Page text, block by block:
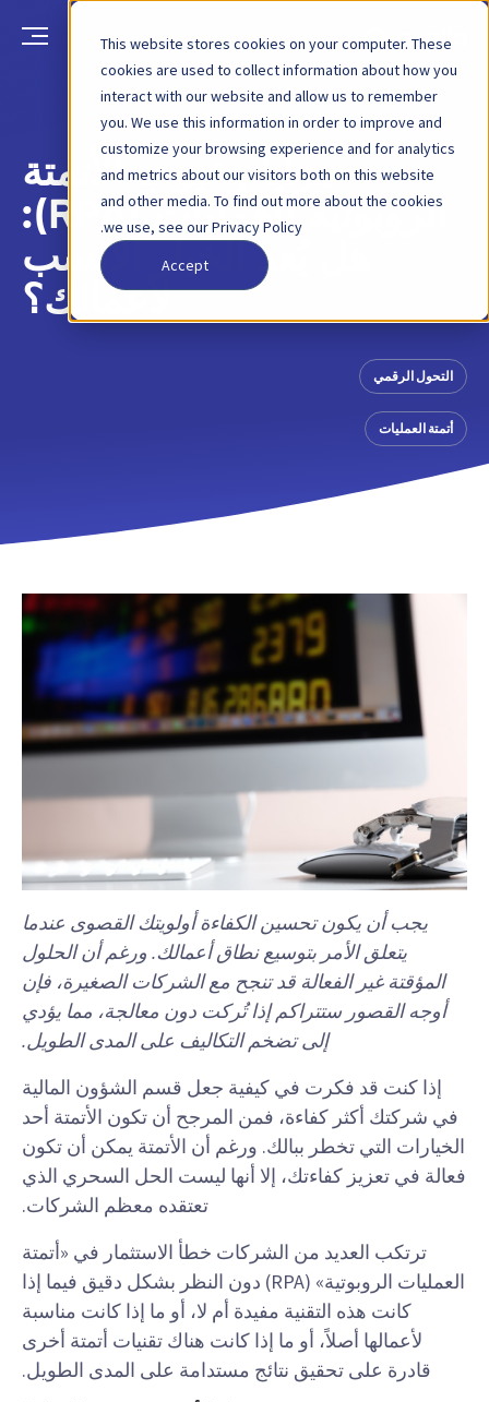
This website stores cookies on your computer. These
cookies are used to collect information about how you
interact with our website and allow us to remember
you. We use this information in order to improve and
customize your browsing experience and for analytics
and metrics about our visitors both on this website
and other media. To find out more about the cookies
we use, see our Privacy Policy.
Accept
العودةمنشور مدونة 6 مايو 2020
مزايا وعيوب الأتمتة
الروبوتية للعمليات (RPA):
هل يُعد الخيار الأنسب
لأعمالك؟
التحول الرقمي
أتمتة العمليات
يجب أن يكون تحسين الكفاءة أولويتك القصوى عندما
يتعلق الأمر بتوسيع نطاق أعمالك. ورغم أن الحلول
المؤقتة غير الفعالة قد تنجح مع الشركات الصغيرة، فإن
أوجه القصور ستتراكم إذا تُركت دون معالجة، مما يؤدي
إلى تضخم التكاليف على المدى الطويل.
إذا كنت قد فكرت في كيفية جعل قسم الشؤون المالية
في شركتك أكثر كفاءة، فمن المرجح أن تكون الأتمتة أحد
الخيارات التي تخطر ببالك. ورغم أن الأتمتة يمكن أن تكون
فعالة في تعزيز كفاءتك، إلا أنها ليست الحل السحري الذي
تعتقده معظم الشركات.
ترتكب العديد من الشركات خطأ الاستثمار في «أتمتة
العمليات الروبوتية» (RPA) دون النظر بشكل دقيق فيما إذا
كانت هذه التقنية مفيدة أم لا، أو ما إذا كانت مناسبة
لأعمالها أصلاً، أو ما إذا كانت هناك تقنيات أتمتة أخرى
قادرة على تحقيق نتائج مستدامة على المدى الطويل.